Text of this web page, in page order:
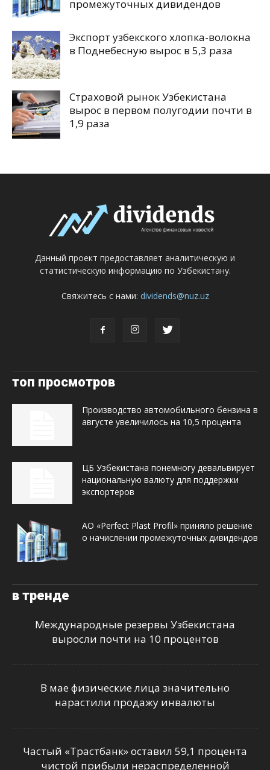
промежуточных дивидендов
Экспорт узбекского хлопка-волокна
в Поднебесную вырос в 5,3 раза
Страховой рынок Узбекистана
вырос в первом полугодии почти в
1,9 раза
Данный проект предоставляет аналитическую и
статистическую информацию по Узбекистану.
Свяжитесь с нами: dividends@nuz.uz
топ просмотров
Производство автомобильного бензина в
августе увеличилось на 10,5 процента
ЦБ Узбекистана понемногу девальвирует
национальную валюту для поддержки
экспортеров
АО «Perfect Plast Profil» приняло решение
о начислении промежуточных дивидендов
в тренде
Международные резервы Узбекистана
выросли почти на 10 процентов
В мае физические лица значительно
нарастили продажу инвалюты
Частый «Трастбанк» оставил 59,1 процента
чистой прибыли нераспределенной